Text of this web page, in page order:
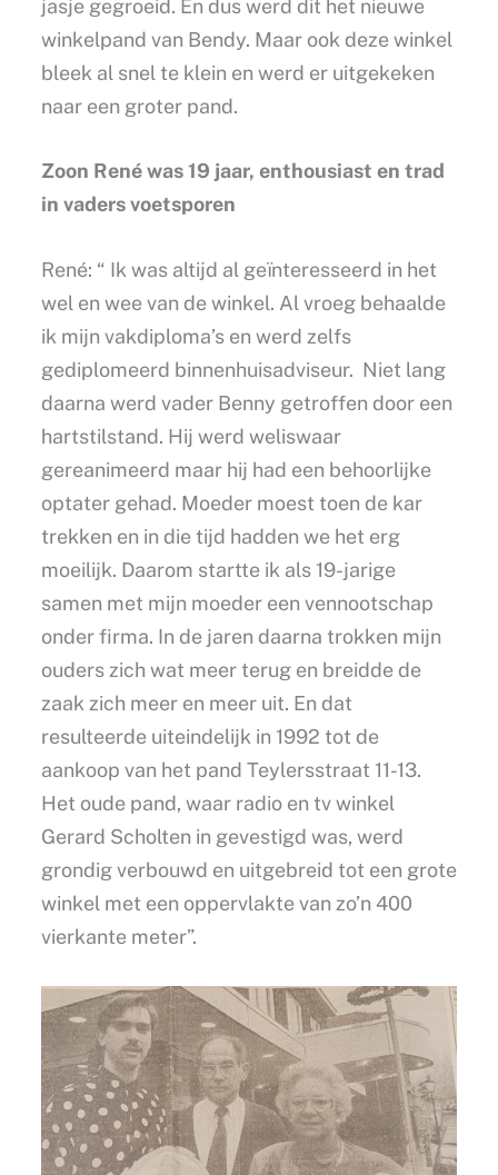
jasje gegroeid. En dus werd dit het nieuwe
winkelpand van Bendy. Maar ook deze winkel
bleek al snel te klein en werd er uitgekeken
naar een groter pand.
Zoon René was 19 jaar, enthousiast en trad
in vaders voetsporen
René: “ Ik was altijd al geïnteresseerd in het
wel en wee van de winkel. Al vroeg behaalde
ik mijn vakdiploma’s en werd zelfs
gediplomeerd binnenhuisadviseur. Niet lang
daarna werd vader Benny getroffen door een
hartstilstand. Hij werd weliswaar
gereanimeerd maar hij had een behoorlijke
optater gehad. Moeder moest toen de kar
trekken en in die tijd hadden we het erg
moeilijk. Daarom startte ik als 19-jarige
samen met mijn moeder een vennootschap
onder firma. In de jaren daarna trokken mijn
ouders zich wat meer terug en breidde de
zaak zich meer en meer uit. En dat
resulteerde uiteindelijk in 1992 tot de
aankoop van het pand Teylersstraat 11-13.
Het oude pand, waar radio en tv winkel
Gerard Scholten in gevestigd was, werd
grondig verbouwd en uitgebreid tot een grote
winkel met een oppervlakte van zo’n 400
vierkante meter”.